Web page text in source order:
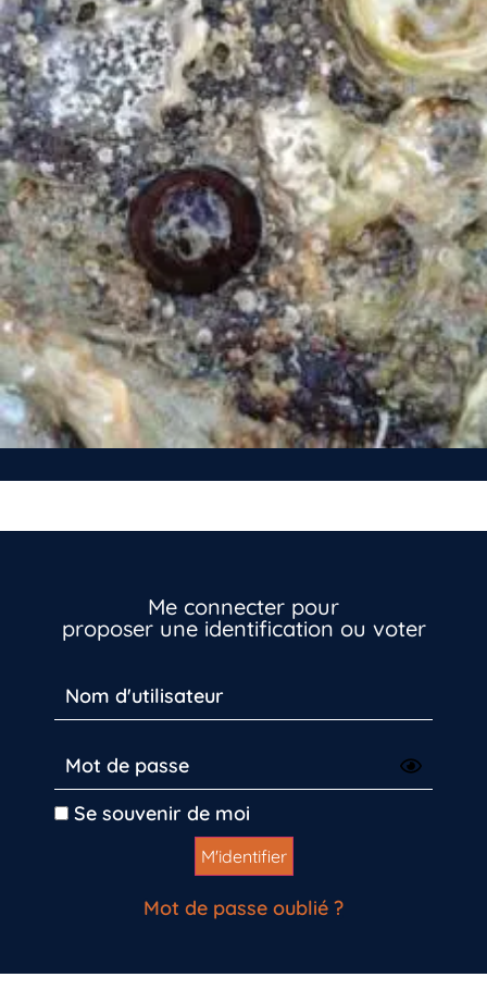
Me connecter pour
proposer une identification ou voter
Se souvenir de moi
Mot de passe oublié ?